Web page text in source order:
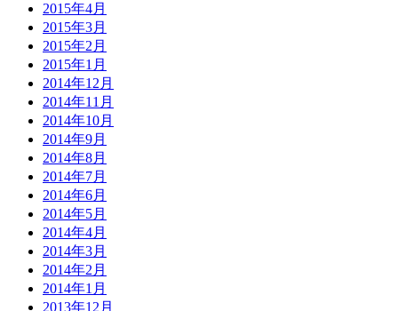
2015年4月
2015年3月
2015年2月
2015年1月
2014年12月
2014年11月
2014年10月
2014年9月
2014年8月
2014年7月
2014年6月
2014年5月
2014年4月
2014年3月
2014年2月
2014年1月
2013年12月